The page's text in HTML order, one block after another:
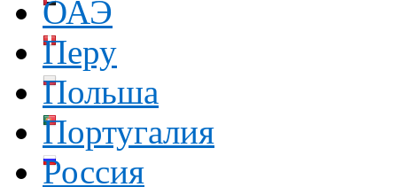
ОАЭ
Перу
Польша
Португалия
Россия